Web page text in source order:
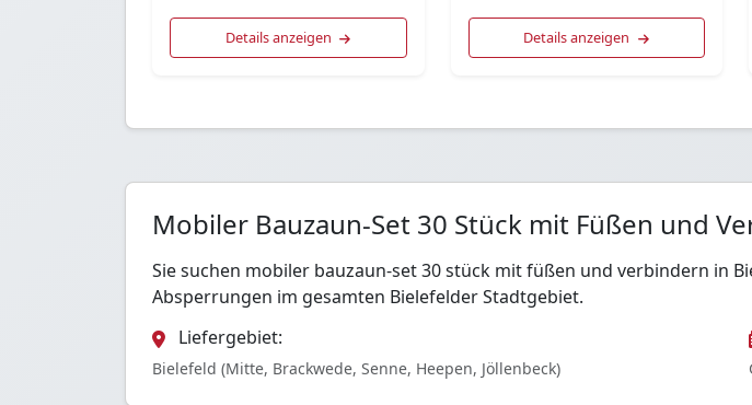
Details anzeigen Details anzeigen
Mobiler Bauzaun-Set 30 Stück mit Füßen und
Sie suchen mobiler bauzaun-set 30 stück mit füßen und verbindern in
Absperrungen im gesamten Bielefelder Stadtgebiet.
Liefergebiet:
Bielefeld (Mitte, Brackwede, Senne, Heepen, Jöllenbeck)